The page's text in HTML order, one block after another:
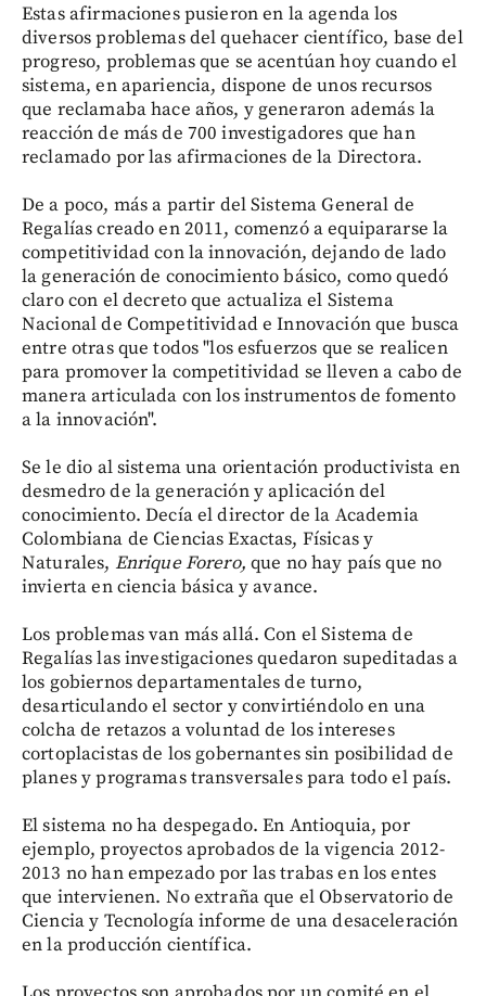
Estas afirmaciones pusieron en la agenda los
diversos problemas del quehacer científico, base del
progreso, problemas que se acentúan hoy cuando el
sistema, en apariencia, dispone de unos recursos
que reclamaba hace años, y generaron además la
reacción de más de 700 investigadores que han
reclamado por las afirmaciones de la Directora.
De a poco, más a partir del Sistema General de
Regalías creado en 2011, comenzó a equipararse la
competitividad con la innovación, dejando de lado
la generación de conocimiento básico, como quedó
claro con el decreto que actualiza el Sistema
Nacional de Competitividad e Innovación que busca
entre otras que todos "los esfuerzos que se realicen
para promover la competitividad se lleven a cabo de
manera articulada con los instrumentos de fomento
a la innovación".
Se le dio al sistema una orientación productivista en
desmedro de la generación y aplicación del
conocimiento. Decía el director de la Academia
Colombiana de Ciencias Exactas, Físicas y
Naturales, Enrique Forero, que no hay país que no
invierta en ciencia básica y avance.
Los problemas van más allá. Con el Sistema de
Regalías las investigaciones quedaron supeditadas a
los gobiernos departamentales de turno,
desarticulando el sector y convirtiéndolo en una
colcha de retazos a voluntad de los intereses
cortoplacistas de los gobernantes sin posibilidad de
planes y programas transversales para todo el país.
El sistema no ha despegado. En Antioquia, por
ejemplo, proyectos aprobados de la vigencia 2012-
2013 no han empezado por las trabas en los entes
que intervienen. No extraña que el Observatorio de
Ciencia y Tecnología informe de una desaceleración
en la producción científica.